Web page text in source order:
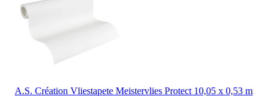
A.S. Création Vliestapete Meistervlies Protect 10,05 x 0,53 m